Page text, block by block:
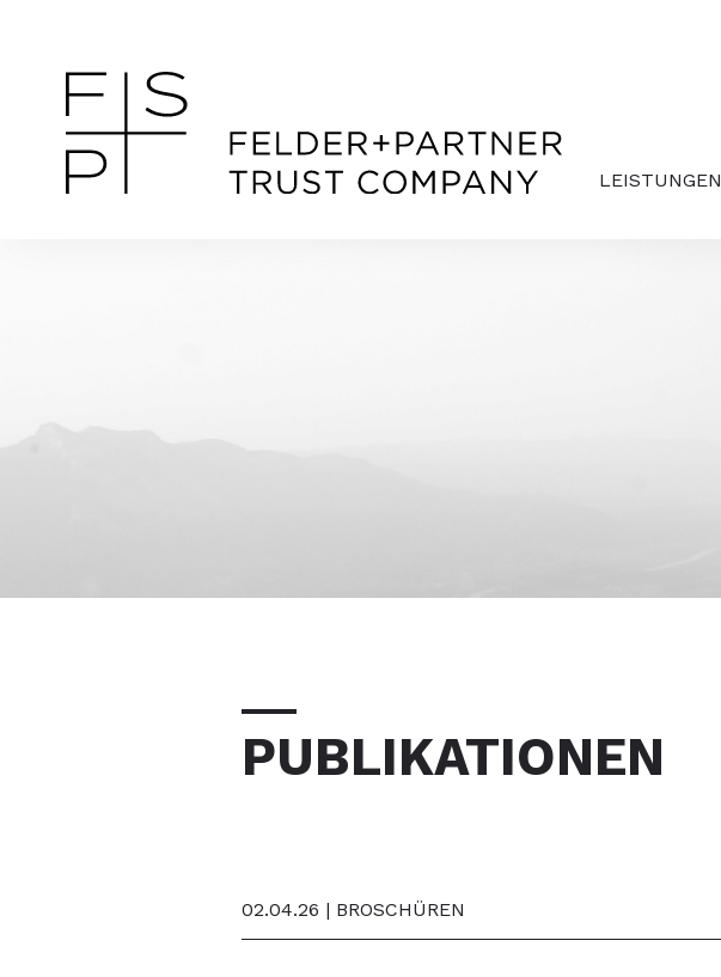
LEISTUNGEN
PUBLIKATIONEN
02.04.26 | BROSCHÜREN